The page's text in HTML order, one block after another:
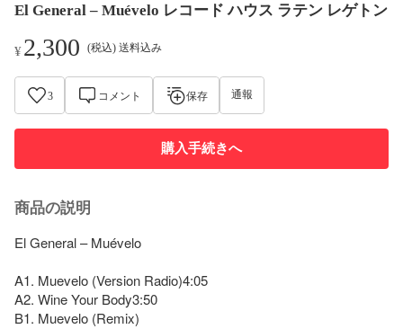
El General – Muévelo レコード ハウス ラテン レゲトン
¥2,300 (税込) 送料込み
3 コメント 保存 通報
購入手続きへ
商品の説明
El General – Muévelo
A1. Muevelo (Version Radio)4:05
A2. Wine Your Body3:50
B1. Muevelo (Remix)